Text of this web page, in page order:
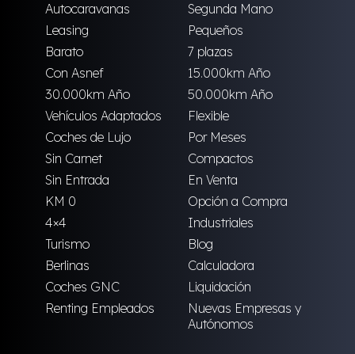
Autocaravanas
Segunda Mano
Leasing
Pequeños
Barato
7 plazas
Con Asnef
15.000km Año
30.000km Año
50.000km Año
Vehículos Adaptados
Flexible
Coches de Lujo
Por Meses
Sin Carnet
Compactos
Sin Entrada
En Venta
KM 0
Opción a Compra
4×4
Industriales
Turismo
Blog
Berlinas
Calculadora
Coches GNC
Liquidación
Renting Empleados
Nuevas Empresas y
Autónomos